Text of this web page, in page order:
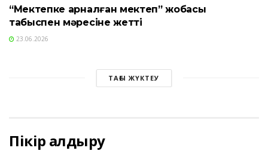
“Мектепке арналған мектеп” жобасы
табыспен мәресіне жетті
23.06.2026
ТАҒЫ ЖҮКТЕУ
Пікір қалдыру